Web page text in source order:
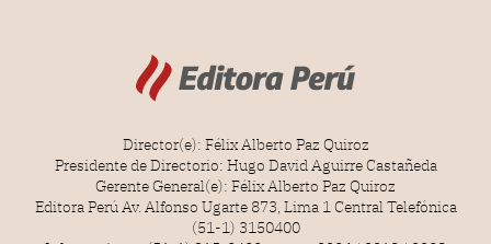
Director(e): Félix Alberto Paz Quiroz
Presidente de Directorio: Hugo David Aguirre Castañeda
Gerente General(e): Félix Alberto Paz Quiroz
Editora Perú Av. Alfonso Ugarte 873, Lima 1 Central Telefónica
(51-1) 3150400